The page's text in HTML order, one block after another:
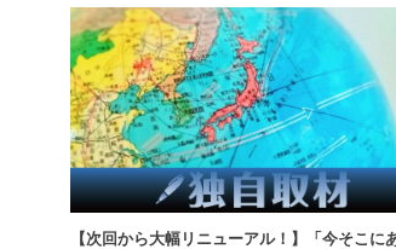
【次回から大幅リニューアル！】「今そこに